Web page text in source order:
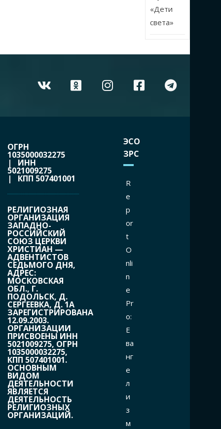
«Дети
света»
ОГРН
1035000032275
| ИНН
5021009275
| КПП 507401001
РЕЛИГИОЗНАЯ
ОРГАНИЗАЦИЯ
ЗАПАДНО-
РОССИЙСКИЙ
СОЮЗ ЦЕРКВИ
ХРИСТИАН —
АДВЕНТИСТОВ
СЕДЬМОГО ДНЯ,
АДРЕС:
МОСКОВСКАЯ
ОБЛ., Г.
ПОДОЛЬСК, Д.
СЕРГЕЕВКА, Д. 1А
ЗАРЕГИСТРИРОВАНА
12.09.2003.
ОРГАНИЗАЦИИ
ПРИСВОЕНЫ ИНН
5021009275, ОГРН
1035000032275,
КПП 507401001.
ОСНОВНЫМ
ВИДОМ
ДЕЯТЕЛЬНОСТИ
ЯВЛЯЕТСЯ
ДЕЯТЕЛЬНОСТЬ
РЕЛИГИОЗНЫХ
ОРГАНИЗАЦИЙ.
ЭСО
ЗРС
R
e
p
or
t
O
nli
n
e
Pr
o:
Е
ва
нг
е
л
и
з
м